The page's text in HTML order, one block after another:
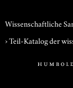
Wissenschaftliche
› Teil-Katalog der